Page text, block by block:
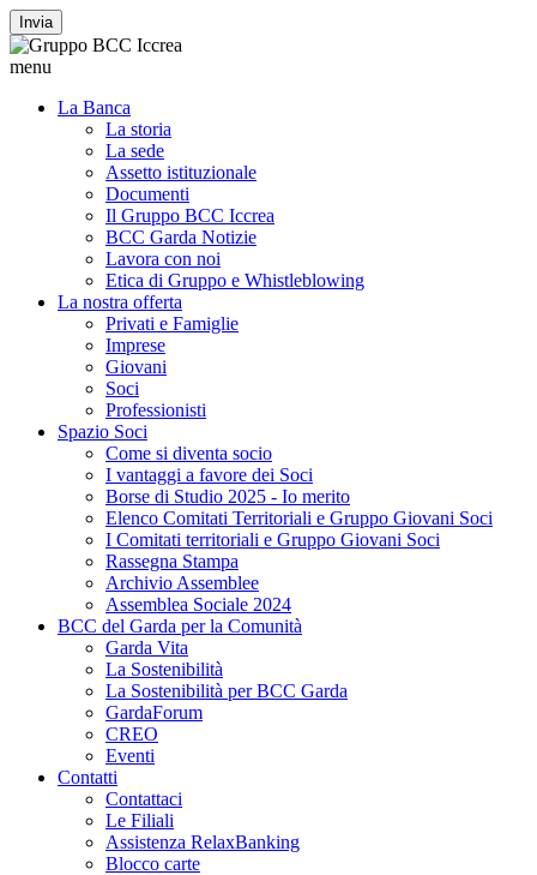
Invia
menu
La Banca
La storia
La sede
Assetto istituzionale
Documenti
Il Gruppo BCC Iccrea
BCC Garda Notizie
Lavora con noi
Etica di Gruppo e Whistleblowing
La nostra offerta
Privati e Famiglie
Imprese
Giovani
Soci
Professionisti
Spazio Soci
Come si diventa socio
I vantaggi a favore dei Soci
Borse di Studio 2025 - Io merito
Elenco Comitati Territoriali e Gruppo Giovani Soci
I Comitati territoriali e Gruppo Giovani Soci
Rassegna Stampa
Archivio Assemblee
Assemblea Sociale 2024
BCC del Garda per la Comunità
Garda Vita
La Sostenibilità
La Sostenibilità per BCC Garda
GardaForum
CREO
Eventi
Contatti
Contattaci
Le Filiali
Assistenza RelaxBanking
Blocco carte